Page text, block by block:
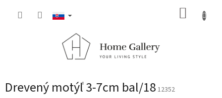
Drevený motýľ 3-7cm bal/18 12352